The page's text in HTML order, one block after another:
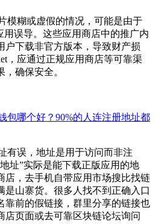
模糊或虚假的情况，可能是由于
用误导。这些应用商店中的推广内
户下载非官方版本，导致财产损
，应通过正规应用商店等可靠渠
确保安全。
包哪个好？90%的人连注册地址都
有误，地址是用于访问而非注
址”实际是能下载正版应用的地
店，去手机自带应用市场搜比找链
是山寨货。很多人找不到正确入口
靠前的假链接，群里分享的链接也
店页面或去可靠区块链论坛询问